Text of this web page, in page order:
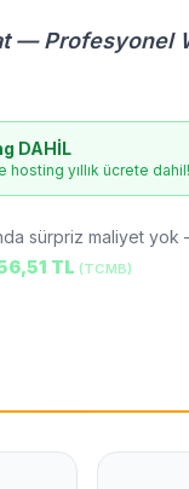
— Profesyonel
DAHİL
hosting yıllık ücrete dahil!
sürpriz maliyet
TL (TCMB)